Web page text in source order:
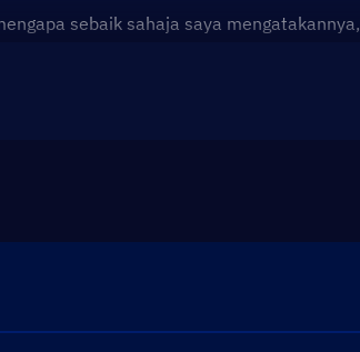
sebaik sahaja saya mengatakannya,